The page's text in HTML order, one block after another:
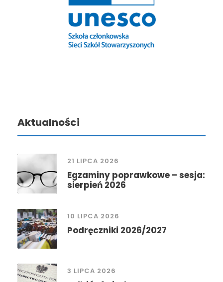
Aktualności
21 LIPCA 2026
Egzaminy poprawkowe – sesja:
sierpień 2026
10 LIPCA 2026
Podręczniki 2026/2027
3 LIPCA 2026